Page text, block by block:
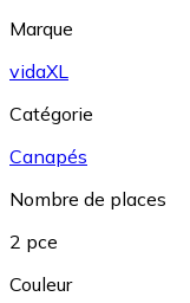
Marque
vidaXL
Catégorie
Canapés
Nombre de places
2 pce
Couleur